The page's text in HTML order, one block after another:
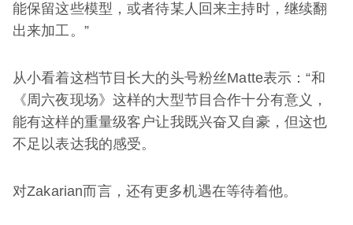
能保留这些模型，或者待某人回来主持时，继续翻
出来加工。”
从小看着这档节目长大的头号粉丝Matte表示：“和
《周六夜现场》这样的大型节目合作十分有意义，
能有这样的重量级客户让我既兴奋又自豪，但这也
不足以表达我的感受。
对Zakarian而言，还有更多机遇在等待着他。